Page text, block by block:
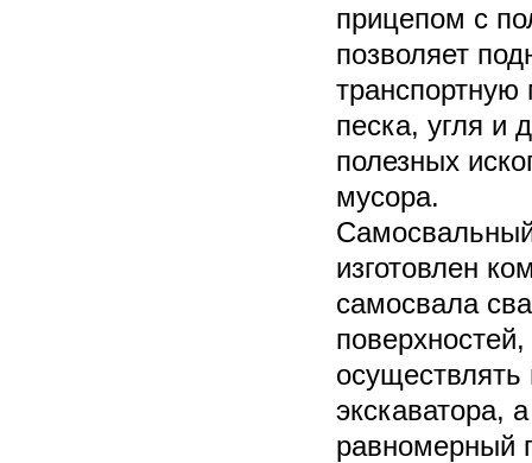
прицепом с
позволяет
песка, угля и
полезных
мусора.
изготовлен
самосвала
экскаватора,
равномерный